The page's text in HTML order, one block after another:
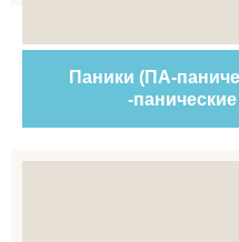
Паники (ПА-
-